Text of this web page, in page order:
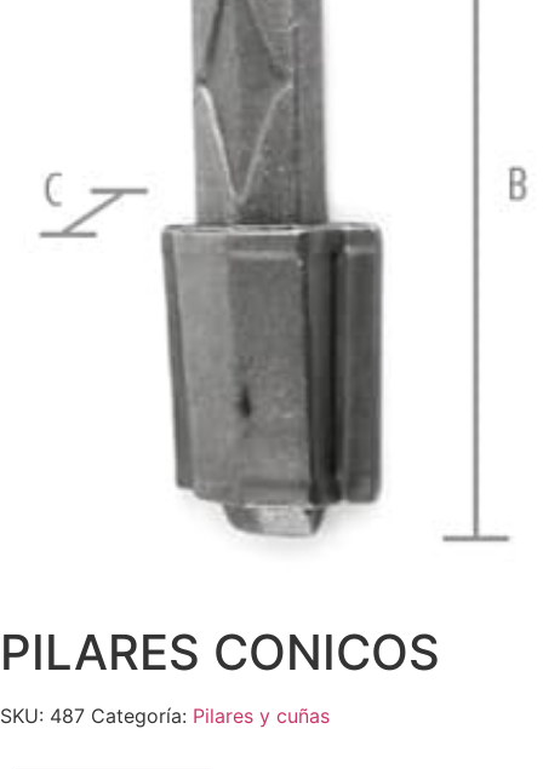
PILARES CONICOS
SKU: 487 Categoría: Pilares y cuñas